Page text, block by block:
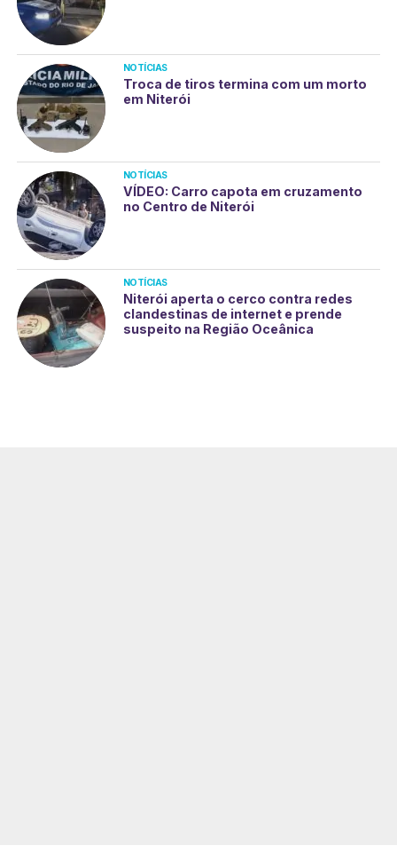
NOTÍCIAS
Troca de tiros termina com um morto
em Niterói
NOTÍCIAS
VÍDEO: Carro capota em cruzamento
no Centro de Niterói
NOTÍCIAS
Niterói aperta o cerco contra redes
clandestinas de internet e prende
suspeito na Região Oceânica